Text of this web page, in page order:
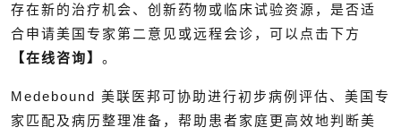
存在新的治疗机会、创新药物或临床试验资源，是否适
合申请美国专家第二意见或远程会诊，可以点击下方
【在线咨询】 。
Medebound 美联医邦可协助进行初步病例评估、美国专
家匹配及病历整理准备，帮助患者家庭更高效地判断美